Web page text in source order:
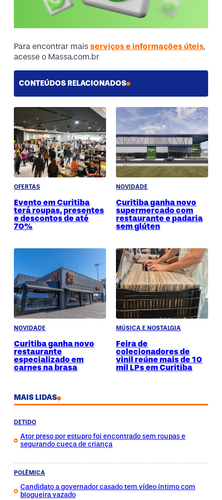
Para encontrar mais serviços e informações úteis,
acesse o Massa.com.br
CONTEÚDOS RELACIONADOS
OFERTAS
Evento em Curitiba
terá roupas, presentes
e descontos de até
70%
NOVIDADE
Curitiba ganha novo
supermercado com
restaurante e padaria
sem glúten
NOVIDADE
Curitiba ganha novo
restaurante
especializado em
carnes na brasa
MÚSICA E NOSTALGIA
Feira de
colecionadores de
vinil reúne mais de 10
mil LPs em Curitiba
MAIS LIDAS
DETIDO
Ator preso por estupro foi encontrado sem roupas e
segurando cueca de criança
POLÊMICA
Candidato a governador casado tem vídeo íntimo com
blogueira vazado